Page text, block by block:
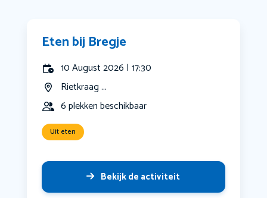
Eten bij Bregje
10 August 2026 | 17:30
Rietkraag ...
6 plekken beschikbaar
Uit eten
Bekijk de activiteit